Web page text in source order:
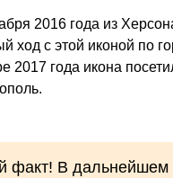
2016 года из
ход с этой иконой по
2017 года икона
факт! В дальнейшем